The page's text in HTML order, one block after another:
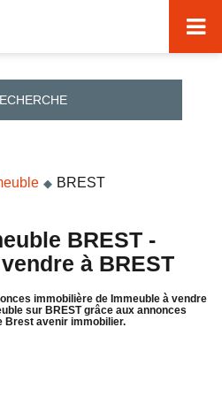
BREST
à BREST
immobilière de Immeuble à vendre
sur BREST grâce aux annonces
Brest avenir immobilier.